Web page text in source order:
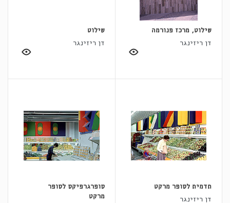
שילוט, מרכז פנורמה
דן ריזינגר
שילוט
דן ריזינגר
תדמית לסופר מרקט
דן ריזינגר
סופרגרפיקס לסופר
מרקט